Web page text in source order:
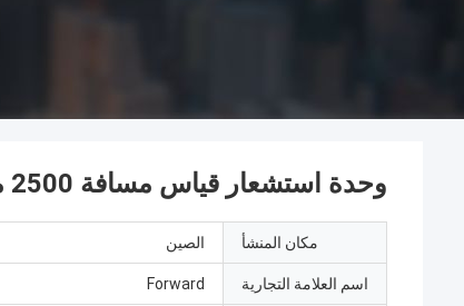
وحدة استشعار قياس مسافة 2500 متر بالليزر 1.55um
مكان المنشأ الصين
اسم العلامة التجارية Forward